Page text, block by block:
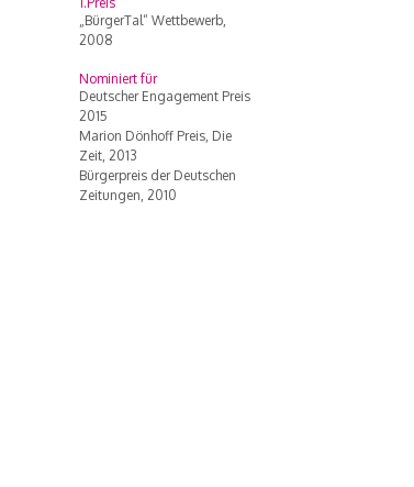
„BürgerTal“ Wettbewerb,
2008
Nominiert für
Deutscher Engagement Preis
2015
Marion Dönhoff Preis, Die
Zeit, 2013
Bürgerpreis der Deutschen
Zeitungen, 2010